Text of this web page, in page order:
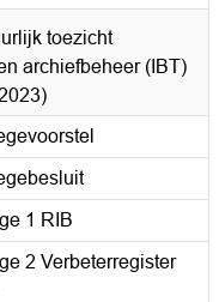
toezicht
archiefbeheer (IBT)
1 RIB
2 Verbeterregister